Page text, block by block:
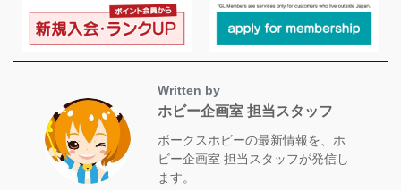
Written by
ホビー企画室 担当スタッフ
ボークスホビーの最新情報を、ホ
ビー企画室 担当スタッフが発信し
ます。